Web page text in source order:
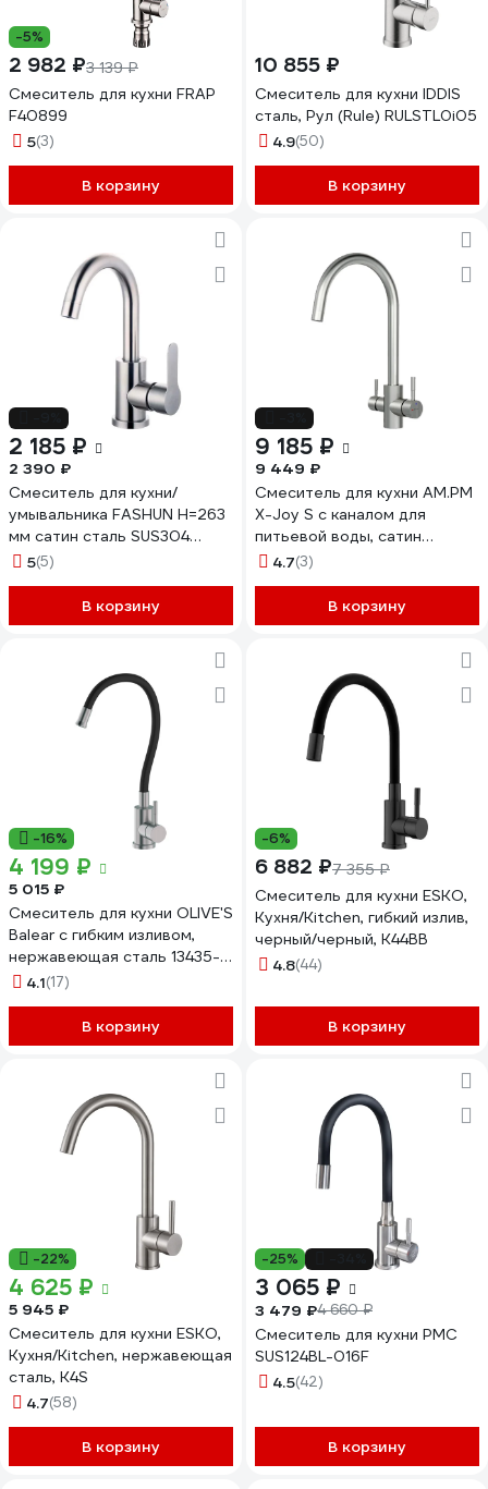
-5%
2 982 ₽3 139 ₽
Смеситель для кухни FRAP
F40899
5(3)
В корзину
10 855 ₽
Смеситель для кухни IDDIS
сталь, Рул (Rule) RULSTL0i05
4.9(50)
В корзину
2 185 ₽
2 390 ₽
Смеситель для кухни/
умывальника FASHUN H=263
мм сатин сталь SUS304
A54001N-1
5(5)
В корзину
9 185 ₽
9 449 ₽
Смеситель для кухни AM.PM
X-Joy S с каналом для
питьевой воды, сатин
F85B07711
4.7(3)
В корзину
-16%
4 199 ₽
5 015 ₽
Смеситель для кухни OLIVE'S
Balear с гибким изливом,
нержавеющая сталь 13435-
3BL4.1(17)
В корзину
-6%
6 882 ₽7 355 ₽
Смеситель для кухни ESKO,
Кухня/Kitchen, гибкий излив,
черный/черный, K44BB
4.8(44)
В корзину
-22%
4 625 ₽
5 945 ₽
Смеситель для кухни ESKO,
Кухня/Kitchen, нержавеющая
сталь, K4S
4.7(58)
В корзину
-25%
3 065 ₽
3 479 ₽4 660 ₽
Смеситель для кухни РМС
SUS124BL-016F
4.5(42)
В корзину